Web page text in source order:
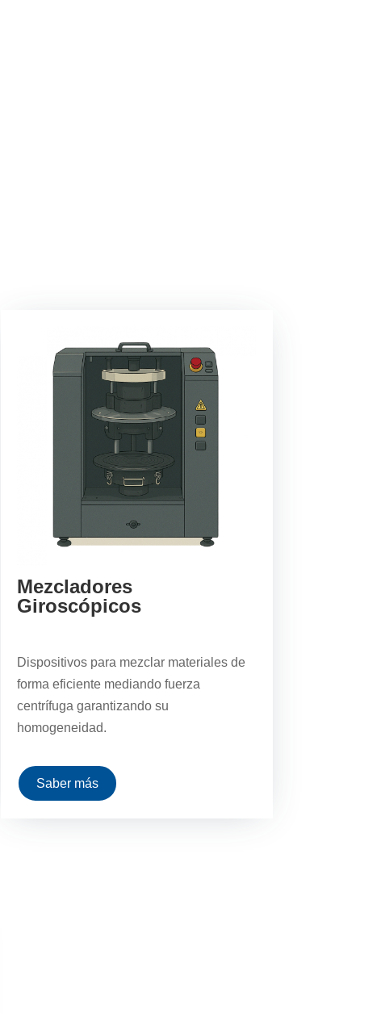
Mezcladores
Giroscópicos
Dispositivos para mezclar materiales de
forma eficiente mediando fuerza
centrífuga garantizando su
homogeneidad.
Saber más